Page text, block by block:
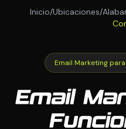
Inicio/Ubicaciones/
Email Marketing
Email